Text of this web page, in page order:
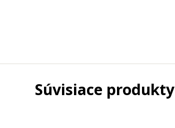
Súvisiace produkty